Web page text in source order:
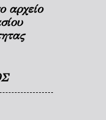
αρχείο